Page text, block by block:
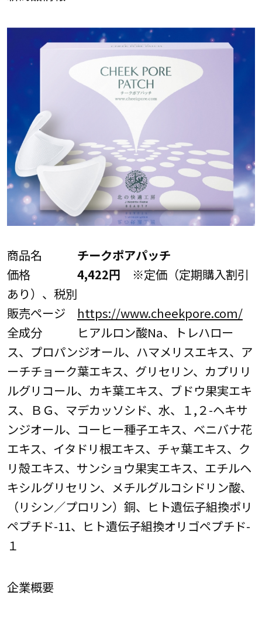
商品名 チークポアパッチ
価格 4,422円 ※定価（定期購入割引
あり）、税別
販売ページ https://www.cheekpore.com/
全成分 ヒアルロン酸Na、トレハロー
ス、プロパンジオール、ハマメリスエキス、ア
ーチチョーク葉エキス、グリセリン、カプリリ
ルグリコール、カキ葉エキス、ブドウ果実エキ
ス、ＢＧ、マデカッソシド、水、１,２-ヘキサ
ンジオール、コーヒー種子エキス、ベニバナ花
エキス、イタドリ根エキス、チャ葉エキス、ク
リ殻エキス、サンショウ果実エキス、エチルヘ
キシルグリセリン、メチルグルコシドリン酸、
（リシン／プロリン）銅、ヒト遺伝子組換ポリ
ペプチド-11、ヒト遺伝子組換オリゴペプチド-
１
企業概要